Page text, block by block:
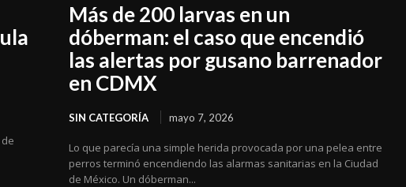
Más de 200 larvas en un
dóberman: el caso que encendió
las alertas por gusano barrenador
en CDMX
SIN CATEGORÍA mayo 7, 2026
Lo que parecía una simple herida provocada por una pelea entre
perros terminó encendiendo las alarmas sanitarias en la Ciudad
de México. Un dóberman...